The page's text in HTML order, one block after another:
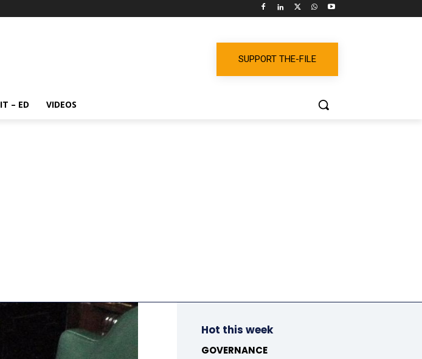
SUPPORT THE-FILE
IT – ED VIDEOS
Hot this week
GOVERNANCE